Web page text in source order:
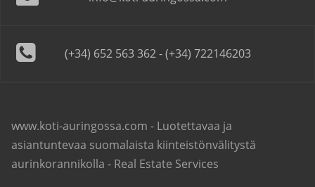
(+34) 652 563 362 - (+34) 722146203
www.koti-auringossa.com - Luotettavaa ja
asiantuntevaa suomalaista kiinteistönvälitystä
aurinkorannikolla - Real Estate Services